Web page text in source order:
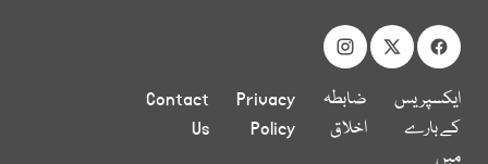
ایکسپریس
کے بارے
میں
ضابطہ
اخلاق
Privacy
Policy
Contact
Us